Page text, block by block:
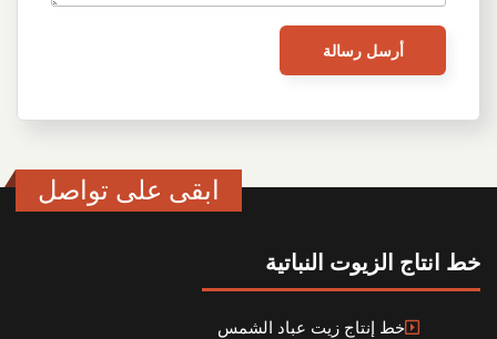
ابقى على تواصل
خط انتاج الزيوت النباتية
خط إنتاج زيت عباد الشمس